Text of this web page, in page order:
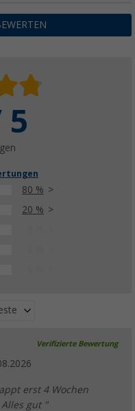
5
80 %
20 %
Verifizierte Bewertung
erst 4 Wochen
gut "